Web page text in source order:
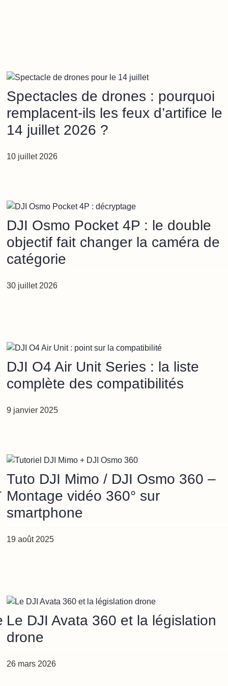
Spectacles de drones : pourquoi
remplacent-ils les feux d’artifice le
14 juillet 2026 ?
10 juillet 2026
DJI Osmo Pocket 4P : le double
objectif fait changer la caméra de
catégorie
30 juillet 2026
DJI O4 Air Unit Series : la liste
complète des compatibilités
9 janvier 2025
Tuto DJI Mimo / DJI Osmo 360 –
Montage vidéo 360° sur
smartphone
19 août 2025
Le DJI Avata 360 et la législation
drone
26 mars 2026